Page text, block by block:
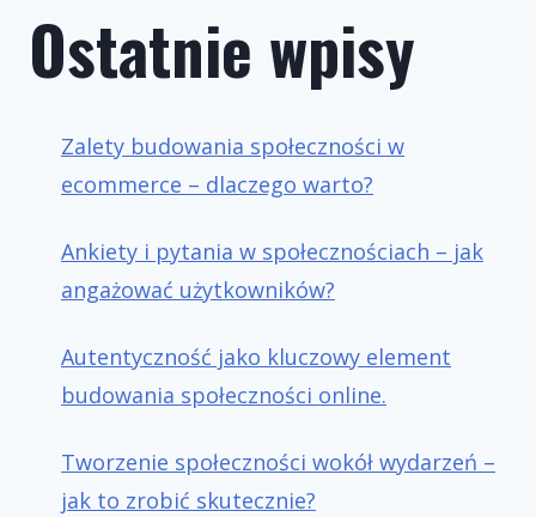
Ostatnie wpisy
Zalety budowania społeczności w
ecommerce – dlaczego warto?
Ankiety i pytania w społecznościach – jak
angażować użytkowników?
Autentyczność jako kluczowy element
budowania społeczności online.
Tworzenie społeczności wokół wydarzeń –
jak to zrobić skutecznie?